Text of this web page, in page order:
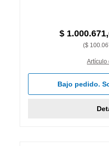
$
($
Artículo
Bajo pedido.